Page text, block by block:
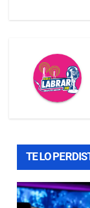
TE LO